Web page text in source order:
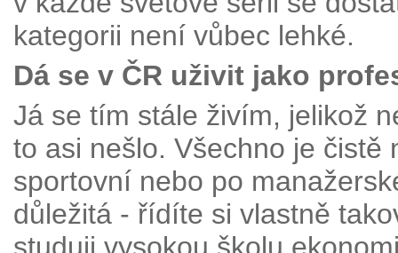
kategorii není vůbec lehké.
Dá se v ČR uživit jako
Já se tím stále živím, jelikož
to asi nešlo. Všechno je
sportovní nebo po
důležitá - řídíte si vlastně